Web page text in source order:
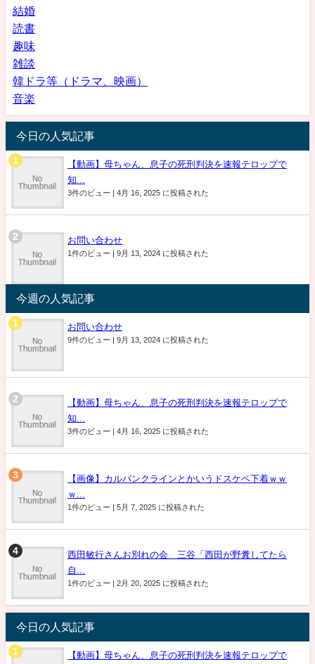
結婚
読書
趣味
雑談
韓ドラ等（ドラマ、映画）
音楽
今日の人気記事
【動画】母ちゃん、息子の死刑判決を速報テロップで
知...
3件のビュー 4月 16, 2025 に投稿された
お問い合わせ
1件のビュー 9月 13, 2024 に投稿された
今週の人気記事
お問い合わせ
9件のビュー 9月 13, 2024 に投稿された
【動画】母ちゃん、息子の死刑判決を速報テロップで
知...
3件のビュー 4月 16, 2025 に投稿された
【画像】カルバンクラインとかいうドスケベ下着ｗｗ
ｗ...
1件のビュー 5月 7, 2025 に投稿された
西田敏行さんお別れの会 三谷「西田が野糞してたら
自...
1件のビュー 2月 20, 2025 に投稿された
今日の人気記事
【動画】母ちゃん、息子の死刑判決を速報テロップで